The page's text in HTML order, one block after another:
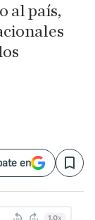
al país,
en Save